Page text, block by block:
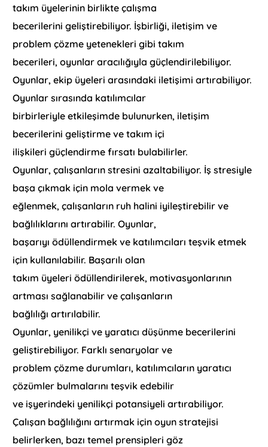
takım üyelerinin birlikte çalışma
becerilerini geliştirebiliyor. İşbirliği, iletişim ve
problem çözme yetenekleri gibi takım
becerileri, oyunlar aracılığıyla güçlendirilebiliyor.
Oyunlar, ekip üyeleri arasındaki iletişimi artırabiliyor.
Oyunlar sırasında katılımcılar
birbirleriyle etkileşimde bulunurken, iletişim
becerilerini geliştirme ve takım içi
ilişkileri güçlendirme fırsatı bulabilirler.
Oyunlar, çalışanların stresini azaltabiliyor. İş stresiyle
başa çıkmak için mola vermek ve
eğlenmek, çalışanların ruh halini iyileştirebilir ve
bağlılıklarını artırabilir. Oyunlar,
başarıyı ödüllendirmek ve katılımcıları teşvik etmek
için kullanılabilir. Başarılı olan
takım üyeleri ödüllendirilerek, motivasyonlarının
artması sağlanabilir ve çalışanların
bağlılığı artırılabilir.
Oyunlar, yenilikçi ve yaratıcı düşünme becerilerini
geliştirebiliyor. Farklı senaryolar ve
problem çözme durumları, katılımcıların yaratıcı
çözümler bulmalarını teşvik edebilir
ve işyerindeki yenilikçi potansiyeli artırabiliyor.
Çalışan bağlılığını artırmak için oyun stratejisi
belirlerken, bazı temel prensipleri göz